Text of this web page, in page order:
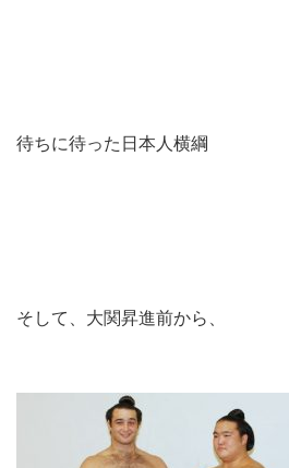
待ちに待った日本人横綱
そして、大関昇進前から、